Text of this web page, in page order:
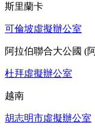
斯里蘭卡
可倫坡虛擬辦公室
阿拉伯聯合大公國 (
杜拜虛擬辦公室
越南
胡志明市虛擬辦公室